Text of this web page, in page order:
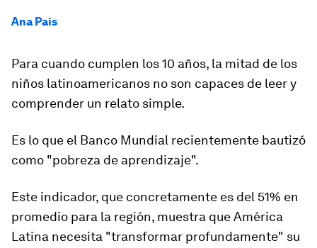
Ana Pais
Para cuando cumplen los 10 años, la mitad de los
niños latinoamericanos no son capaces de leer y
comprender un relato simple.
Es lo que el Banco Mundial recientemente bautizó
como "pobreza de aprendizaje".
Este indicador, que concretamente es del 51% en
promedio para la región, muestra que América
Latina necesita "transformar profundamente" su